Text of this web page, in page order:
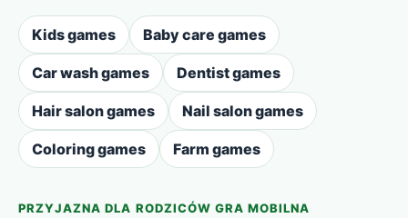
Kids games Baby care games
Car wash games Dentist games
Hair salon games Nail salon games
Coloring games Farm games
PRZYJAZNA DLA RODZICÓW GRA MOBILNA